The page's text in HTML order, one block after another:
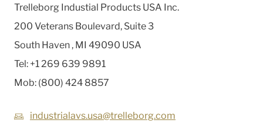
Trelleborg Industial Products USA Inc.
200 Veterans Boulevard, Suite 3
South Haven , MI 49090 USA
Tel: +1 269 639 9891
Mob: (800) 424 8857
industrialavs.usa@trelleborg.com